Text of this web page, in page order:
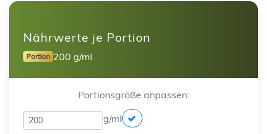
Nährwerte je Portion
Portion 200 g/ml
Portionsgröße anpassen:
g/ml